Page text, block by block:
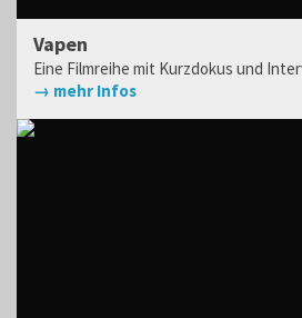
Vapen
Eine Filmreihe mit Kurzdokus und
→ mehr Infos